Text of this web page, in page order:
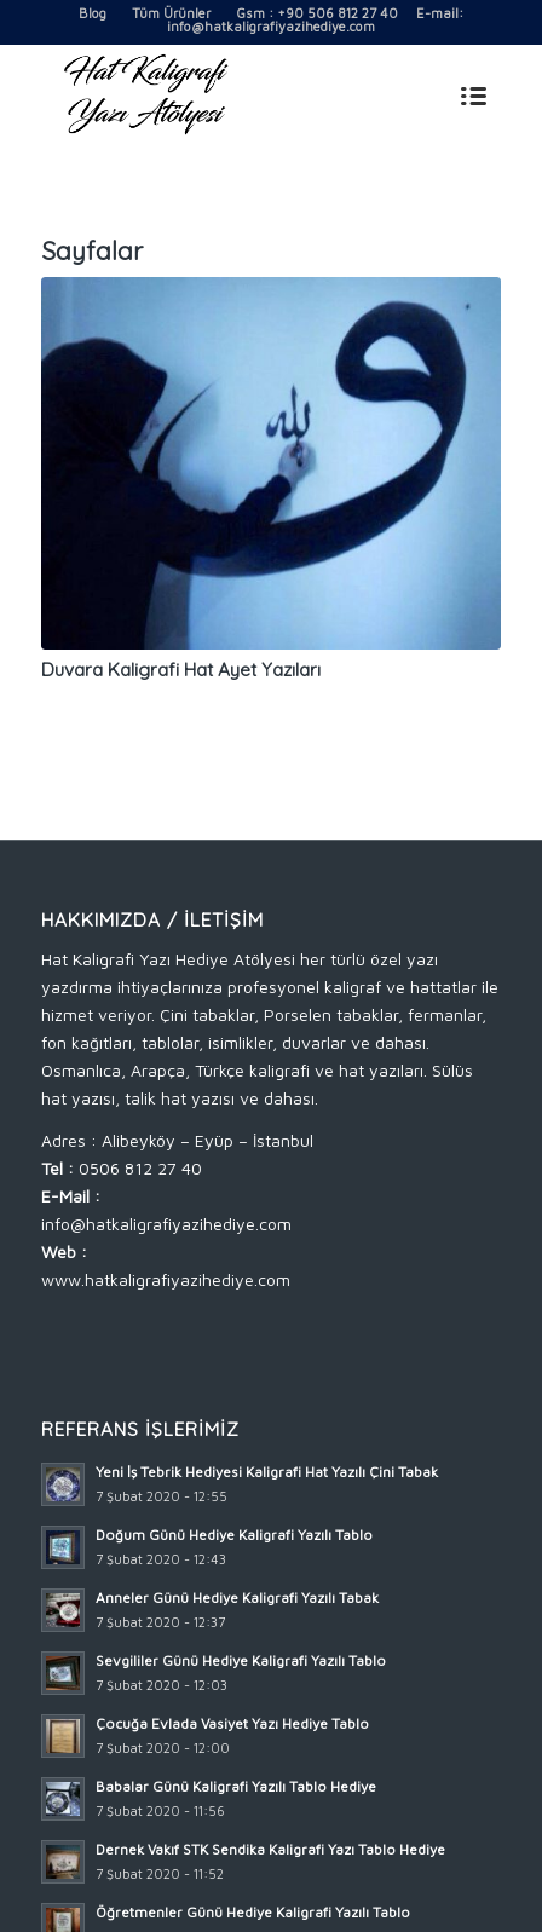
Blog Tüm ÜrünlerGsm : +90 506 812 27 40 E-mail:
info@hatkaligrafiyazihediye.com
Sayfalar
Duvara Kaligrafi Hat Ayet Yazıları
HAKKIMIZDA / İLETIŞIM
Hat Kaligrafi Yazı Hediye Atölyesi her türlü özel yazı
yazdırma ihtiyaçlarınıza profesyonel kaligraf ve hattatlar ile
hizmet veriyor. Çini tabaklar, Porselen tabaklar, fermanlar,
fon kağıtları, tablolar, isimlikler, duvarlar ve dahası.
Osmanlıca, Arapça, Türkçe kaligrafi ve hat yazıları. Sülüs
hat yazısı, talik hat yazısı ve dahası.
Adres : Alibeyköy – Eyüp – İstanbul
Tel : 0506 812 27 40
E-Mail :
info@hatkaligrafiyazihediye.com
Web :
www.hatkaligrafiyazihediye.com
REFERANS İŞLERIMIZ
Yeni İş Tebrik Hediyesi Kaligrafi Hat Yazılı Çini Tabak
7 Şubat 2020 - 12:55
Doğum Günü Hediye Kaligrafi Yazılı Tablo
7 Şubat 2020 - 12:43
Anneler Günü Hediye Kaligrafi Yazılı Tabak
7 Şubat 2020 - 12:37
Sevgililer Günü Hediye Kaligrafi Yazılı Tablo
7 Şubat 2020 - 12:03
Çocuğa Evlada Vasiyet Yazı Hediye Tablo
7 Şubat 2020 - 12:00
Babalar Günü Kaligrafi Yazılı Tablo Hediye
7 Şubat 2020 - 11:56
Dernek Vakıf STK Sendika Kaligrafi Yazı Tablo Hediye
7 Şubat 2020 - 11:52
Öğretmenler Günü Hediye Kaligrafi Yazılı Tablo